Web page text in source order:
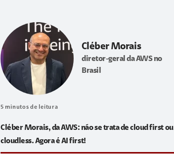
Cléber Morais
diretor-geral da AWS no
Brasil
5 minutos de leitura
Cléber Morais, da AWS: não se trata de cloud first ou
cloudless. Agora é AI first!